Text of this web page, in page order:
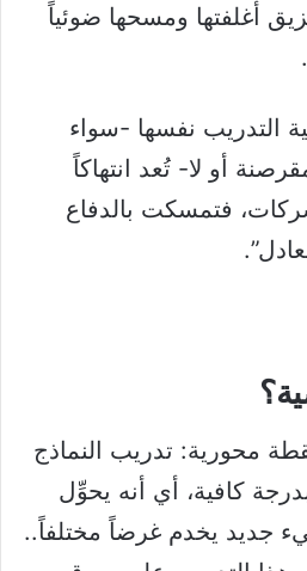
أغلفتها ومسحها ضوئياً
التدريب نفسها -سواء
أو لا- تُعد انتهاكاً
فتمسكت بالدفاع
محورية: تدريب النماذج
بدرجة كافية، أي أنه يحوِّل
جديد يخدم غرضاً مختلفاً..